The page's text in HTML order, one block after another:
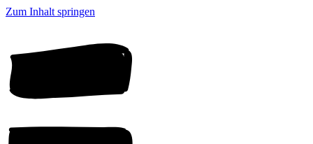
Zum Inhalt springen